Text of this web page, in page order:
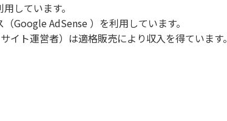
しています。
Google AdSense ）を利用しています。
イト運営者）は適格販売により収入を得ています。